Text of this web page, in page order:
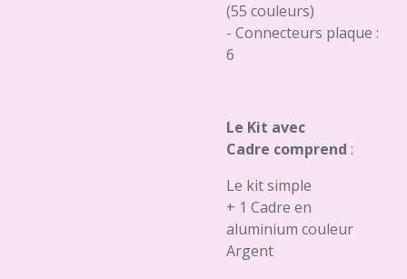
(55 couleurs)
- Connecteurs plaque :
6
Le Kit avec
Cadre comprend :
Le kit simple
+ 1 Cadre en
aluminium couleur
Argent